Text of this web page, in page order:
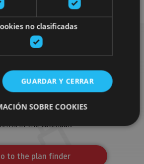
more plans
suggestions to round off your trip in
tours and the most important
in the calendar.
to the plan finder
no clasificadas
GUARDAR Y CERRAR
SOBRE COOKIES
estrictamente necesarias
Cookies de rendimiento